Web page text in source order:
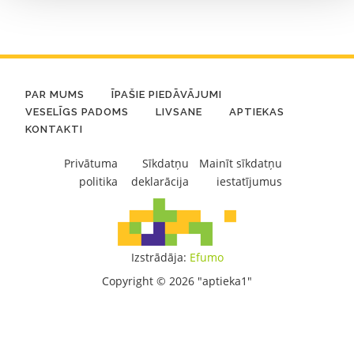
PAR MUMS
ĪPAŠIE PIEDĀVĀJUMI
VESELĪGS PADOMS
LIVSANE
APTIEKAS
KONTAKTI
Privātuma
politika
Sīkdatņu
deklarācija
Mainīt sīkdatņu
iestatījumus
Izstrādāja: Efumo
Copyright © 2026 "aptieka1"